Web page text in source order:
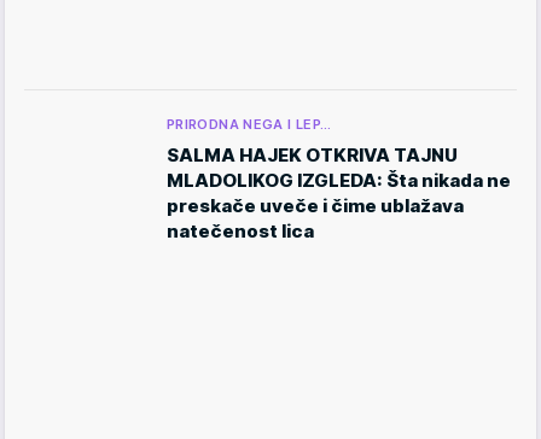
PRIRODNA NEGA I LEP…
SALMA HAJEK OTKRIVA TAJNU
MLADOLIKOG IZGLEDA: Šta nikada ne
preskače uveče i čime ublažava
natečenost lica